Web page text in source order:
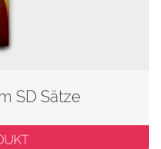
SD Sätze